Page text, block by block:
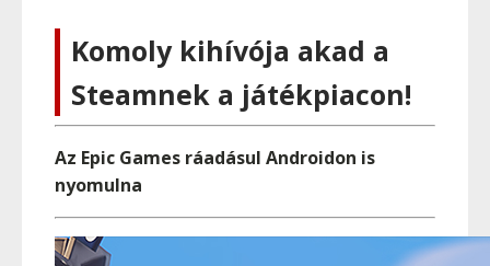
Komoly kihívója akad a
Steamnek a játékpiacon!
Az Epic Games ráadásul Androidon is
nyomulna